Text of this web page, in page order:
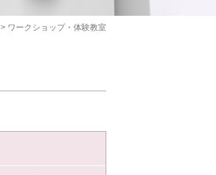
> ワークショップ・体験教室